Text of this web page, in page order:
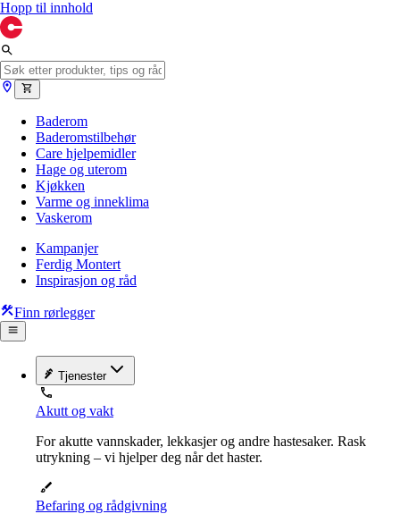
Hopp til innhold
Baderom
Baderomstilbehør
Care hjelpemidler
Hage og uterom
Kjøkken
Varme og inneklima
Vaskerom
Kampanjer
Ferdig Montert
Inspirasjon og råd
Finn rørlegger
Tjenester
Akutt og vakt
For akutte vannskader, lekkasjer og andre hastesaker. Rask
utrykning – vi hjelper deg når det haster.
Befaring og rådgivning